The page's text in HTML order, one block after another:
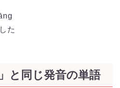
た
と同じ発音の単語